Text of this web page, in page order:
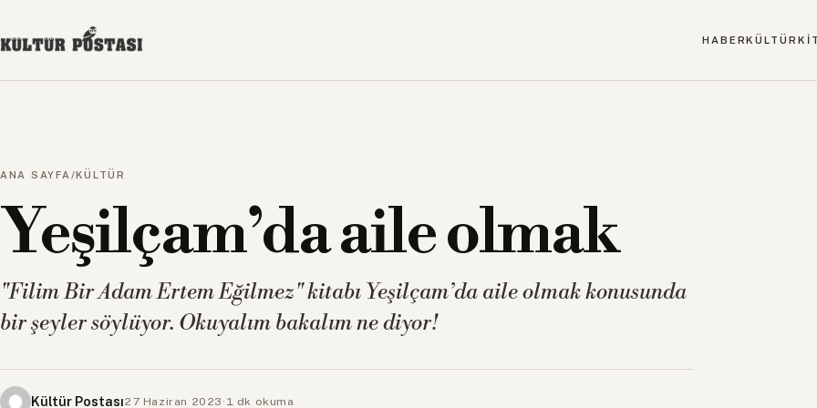
HABERKÜLTÜR
ANA SAYFA /KÜLTÜR
Yeşilçam’da aile olmak
"Filim Bir Adam Ertem Eğilmez" kitabı Yeşilçam’da aile olmak konusunda
bir şeyler söylüyor. Okuyalım bakalım ne diyor!
Kültür Postası27 Haziran 2023 · 1 dk okuma